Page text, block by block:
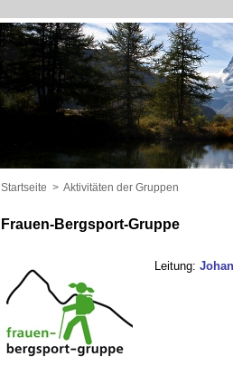
Startseite > Aktivitäten der Gruppen
Frauen-Bergsport-Gruppe
Leitung: